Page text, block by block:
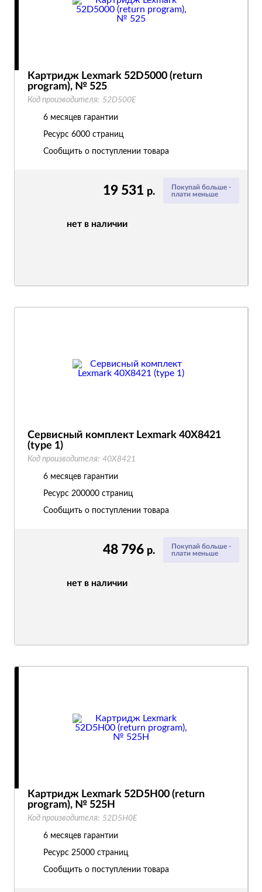
Покупай больше -
плати меньше
19 531 р.
нет в наличии
Картридж Lexmark 52D5000 (return
program), № 525
Код производителя: 52D500E
6 месяцев гарантии
Ресурс 6000 страниц
Сообщить о поступлении товара
Покупай больше -
плати меньше
48 796 р.
нет в наличии
Сервисный комплект Lexmark 40X8421
(type 1)
Код производителя: 40X8421
6 месяцев гарантии
Ресурс 200000 страниц
Сообщить о поступлении товара
Картридж Lexmark 52D5H00 (return
program), № 525H
Код производителя: 52D5H0E
6 месяцев гарантии
Ресурс 25000 страниц
Сообщить о поступлении товара